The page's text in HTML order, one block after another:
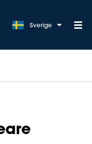
Sverige